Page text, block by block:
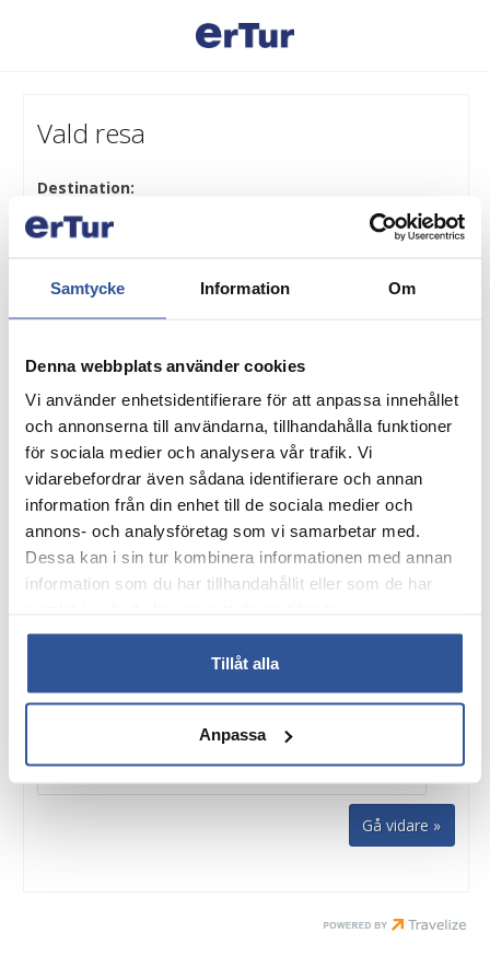
Samtycke Information Om
Denna webbplats använder cookies
Vi använder enhetsidentifierare för att anpassa innehållet
och annonserna till användarna, tillhandahålla funktioner
för sociala medier och analysera vår trafik. Vi
vidarebefordrar även sådana identifierare och annan
information från din enhet till de sociala medier och
annons- och analysföretag som vi samarbetar med.
Dessa kan i sin tur kombinera informationen med annan
information som du har tillhandahållit eller som de har
Tillåt alla
Anpassa
Vald resa
Destination:
Period:
Inkluderat i resan:
- bussresa
- en övernattning i dubbelrum med frukost
- shopping enligt program
- vägskatter och moms
2 850:- per person
Antal personer:
Rum:
1 x Dubbelrum Inkluderat i resan
+500:- per rum
Visa fler kombinationer av rum »